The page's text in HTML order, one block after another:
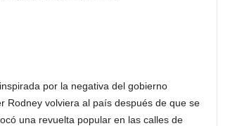
por la negativa del gobierno
Rodney volviera al país después de que se
una revuelta popular en las calles de